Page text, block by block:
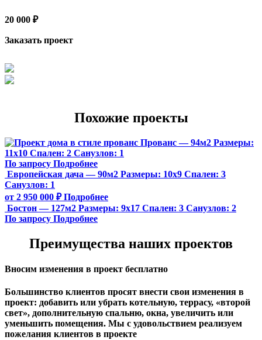
20 000 ₽
Заказать проект
Похожие проекты
Прованс — 94м2 Размеры:
11х10 Спален: 2 Санузлов: 1
По запросу Подробнее
Европейская дача — 90м2 Размеры: 10х9 Спален: 3
Санузлов: 1
от 2 950 000 ₽ Подробнее
Бостон — 127м2 Размеры: 9х17 Спален: 3 Санузлов: 2
По запросу Подробнее
Преимущества наших проектов
Вносим изменения в проект бесплатно
Большинство клиентов просят внести свои изменения в
проект: добавить или убрать котельную, террасу, «второй
свет», дополнительную спальню, окна, увеличить или
уменьшить помещения. Мы с удовольствием реализуем
пожелания клиентов в проекте